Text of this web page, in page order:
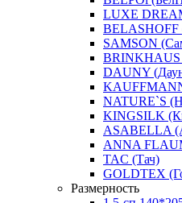
LUXE
BELASHOFF
SAMSON
BRINKHAUS
DAUNY
NATURE`S
KINGSILK
ASABELLA
ANNA
TAC (Тач)
GOLDTEX
Размерность